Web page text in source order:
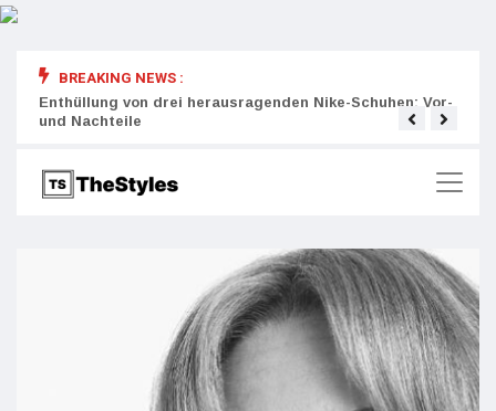
BREAKING NEWS :
Enthüllung von drei herausragenden Nike-Schuhen: Vor-
und Nachteile